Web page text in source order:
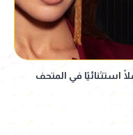
استثنائيًا في المتحف